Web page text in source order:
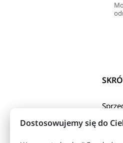
Dostosowujemy się do